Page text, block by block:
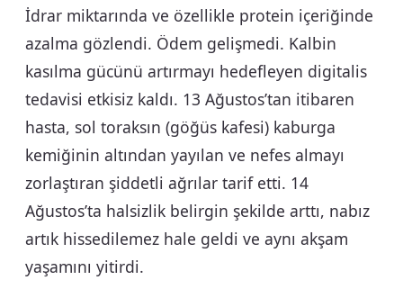
İdrar miktarında ve özellikle protein içeriğinde
azalma gözlendi. Ödem gelişmedi. Kalbin
kasılma gücünü artırmayı hedefleyen digitalis
tedavisi etkisiz kaldı. 13 Ağustos’tan itibaren
hasta, sol toraksın (göğüs kafesi) kaburga
kemiğinin altından yayılan ve nefes almayı
zorlaştıran şiddetli ağrılar tarif etti. 14
Ağustos’ta halsizlik belirgin şekilde arttı, nabız
artık hissedilemez hale geldi ve aynı akşam
yaşamını yitirdi.